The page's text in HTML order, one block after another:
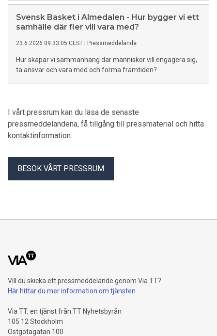
Svensk Basket i Almedalen - Hur bygger vi ett
samhälle där fler vill vara med?
23.6.2026 09:33:05 CEST Pressmeddelande
Hur skapar vi sammanhang där människor vill engagera sig,
ta ansvar och vara med och forma framtiden?
I vårt pressrum kan du läsa de senaste
pressmeddelandena, få tillgång till pressmaterial och hitta
kontaktinformation.
BESÖK VÅRT PRESSRUM
Vill du skicka ett pressmeddelande genom Via TT?
Här hittar du mer information om tjänsten
Via TT, en tjänst från TT Nyhetsbyrån
105 12 Stockholm
Östgötagatan 100